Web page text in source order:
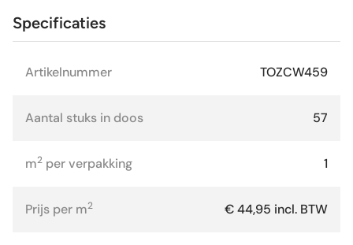
Specificaties
Artikelnummer TOZCW459
Aantal stuks in doos 57
m2 per verpakking 1
Prijs per m2 € 44,95 incl. BTW